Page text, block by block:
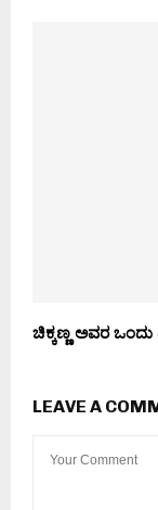
ಚಿಕ್ಕಣ್ಣ ಅವರ ಒಂದು
LEAVE A